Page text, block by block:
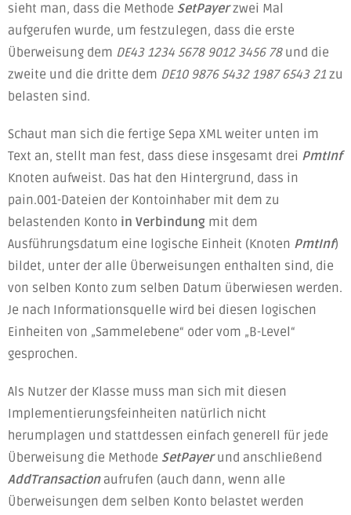
sieht man, dass die Methode SetPayerzwei Mal
aufgerufen wurde, um festzulegen, dass die erste
Überweisung dem DE43 1234 5678 9012 3456 78und die
zweite und die dritte dem DE10 9876 5432 1987 6543 21 zu
belasten sind.
Schaut man sich die fertige Sepa XML weiter unten im
Text an, stellt man fest, dass diese insgesamt drei PmtInf
Knoten aufweist. Das hat den Hintergrund, dass in
pain.001-Dateien der Kontoinhaber mit dem zu
belastenden Konto in Verbindung mit dem
Ausführungsdatum eine logische Einheit (Knoten PmtInf)
bildet, unter der alle Überweisungen enthalten sind, die
von selben Konto zum selben Datum überwiesen werden.
Je nach Informationsquelle wird bei diesen logischen
Einheiten von „Sammelebene“ oder vom „B-Level“
gesprochen.
Als Nutzer der Klasse muss man sich mit diesen
Implementierungsfeinheiten natürlich nicht
herumplagen und stattdessen einfach generell für jede
Überweisung die Methode SetPayerund anschließend
AddTransaction aufrufen (auch dann, wenn alle
Überweisungen dem selben Konto belastet werden